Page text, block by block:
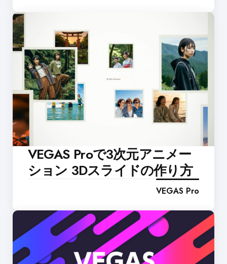
VEGAS Proで3次元アニメー
ション 3Dスライドの作り方
VEGAS Pro